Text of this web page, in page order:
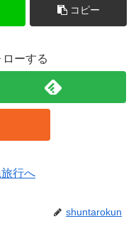
コピー
ーする
shuntarokun